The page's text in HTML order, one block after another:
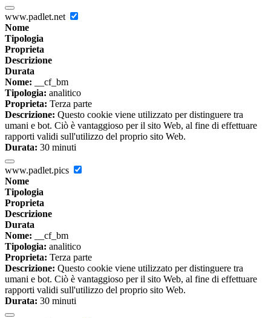
www.padlet.net
Nome
Tipologia
Proprieta
Descrizione
Durata
Nome: __cf_bm
Tipologia: analitico
Proprieta: Terza parte
Descrizione: Questo cookie viene utilizzato per distinguere tra
umani e bot. Ciò è vantaggioso per il sito Web, al fine di effettuare
rapporti validi sull'utilizzo del proprio sito Web.
Durata: 30 minuti
www.padlet.pics
Nome
Tipologia
Proprieta
Descrizione
Durata
Nome: __cf_bm
Tipologia: analitico
Proprieta: Terza parte
Descrizione: Questo cookie viene utilizzato per distinguere tra
umani e bot. Ciò è vantaggioso per il sito Web, al fine di effettuare
rapporti validi sull'utilizzo del proprio sito Web.
Durata: 30 minuti